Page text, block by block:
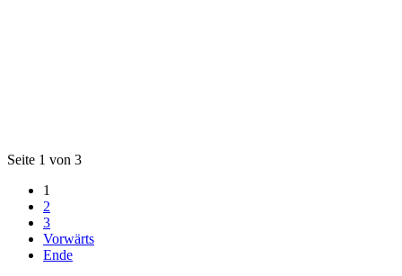
Seite 1 von 3
1
2
3
Vorwärts
Ende